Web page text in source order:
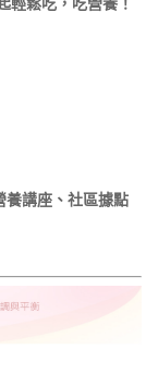
輕鬆吃，吃營養！
養講座、社區據點